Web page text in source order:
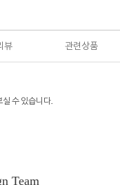
뷰 관련상품
수 있습니다.
Team